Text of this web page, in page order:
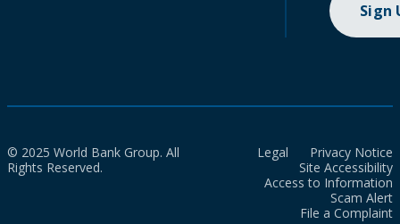
Sign
© 2025 World Bank Group. All
Rights Reserved.
Legal
Privacy Notice
Site Accessibility
Access to Information
Scam Alert
File a Complaint